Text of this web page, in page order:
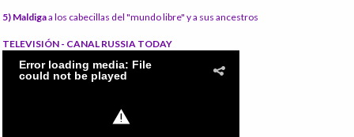
5) Maldigaa los cabecillas del "mundo libre" y a sus ancestros
TELEVISIÓN - CANAL RUSSIA TODAY